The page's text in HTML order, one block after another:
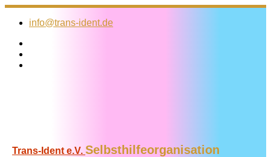
Zum
Inhalt
info@trans-ident.de
Trans-Ident e.V. Selbsthilfeorganisation